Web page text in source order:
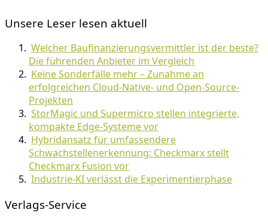
Unsere Leser lesen aktuell
Welcher Baufinanzierungsvermittler ist der beste?
Die führenden Anbieter im Vergleich
Keine Sonderfälle mehr – Zunahme an
erfolgreichen Cloud-Native- und Open-Source-
Projekten
StorMagic und Supermicro stellen integrierte,
kompakte Edge-Systeme vor
Hybridansatz für umfassendere
Schwachstellenerkennung: Checkmarx stellt
Checkmarx Fusion vor
Industrie-KI verlässt die Experimentierphase
Verlags-Service